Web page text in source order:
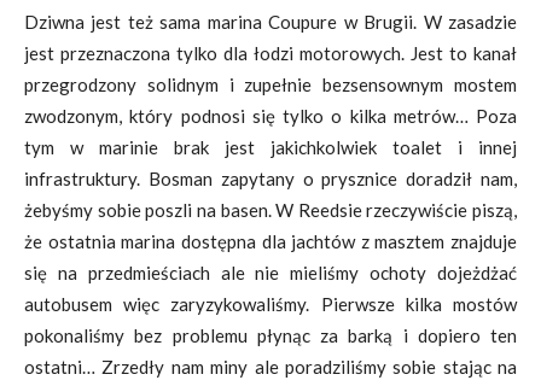
Dziwna jest też sama marina Coupure w Brugii. W zasadzie
jest przeznaczona tylko dla łodzi motorowych. Jest to kanał
przegrodzony solidnym i zupełnie bezsensownym mostem
zwodzonym, który podnosi się tylko o kilka metrów… Poza
tym w marinie brak jest jakichkolwiek toalet i innej
infrastruktury. Bosman zapytany o prysznice doradził nam,
żebyśmy sobie poszli na basen. W Reedsie rzeczywiście piszą,
że ostatnia marina dostępna dla jachtów z masztem znajduje
się na przedmieściach ale nie mieliśmy ochoty dojeżdżać
autobusem więc zaryzykowaliśmy. Pierwsze kilka mostów
pokonaliśmy bez problemu płynąc za barką i dopiero ten
ostatni… Zrzedły nam miny ale poradziliśmy sobie stając na